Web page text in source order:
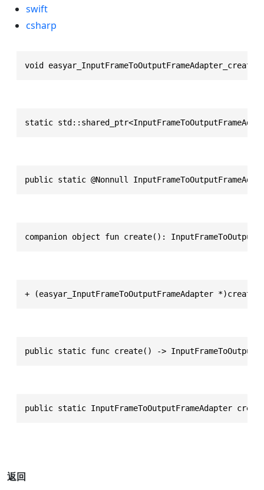
swift
csharp
void
static
public static @Nonnull
companion object fun create():
+ (easyar_InputFrameToOutputFrameAdapter *)create
public static func create() ->
public static InputFrameToOutputFrameAdapter
返回